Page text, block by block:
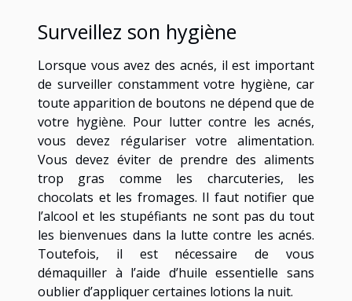
Surveillez son hygiène
Lorsque vous avez des acnés, il est important
de surveiller constamment votre hygiène, car
toute apparition de boutons ne dépend que de
votre hygiène. Pour lutter contre les acnés,
vous devez régulariser votre alimentation.
Vous devez éviter de prendre des aliments
trop gras comme les charcuteries, les
chocolats et les fromages. Il faut notifier que
l’alcool et les stupéfiants ne sont pas du tout
les bienvenues dans la lutte contre les acnés.
Toutefois, il est nécessaire de vous
démaquiller à l’aide d’huile essentielle sans
oublier d’appliquer certaines lotions la nuit.